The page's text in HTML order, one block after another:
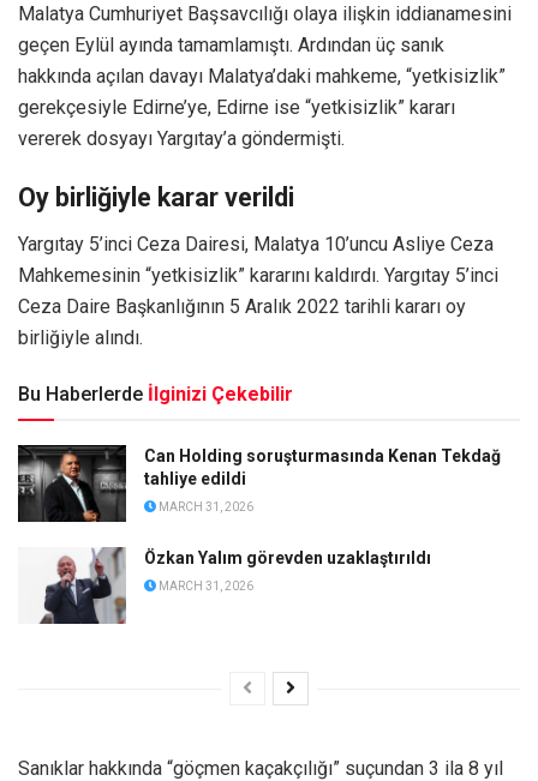
Malatya Cumhuriyet Başsavcılığı olaya ilişkin iddianamesini
geçen Eylül ayında tamamlamıştı. Ardından üç sanık
hakkında açılan davayı Malatya’daki mahkeme, “yetkisizlik”
gerekçesiyle Edirne’ye, Edirne ise “yetkisizlik” kararı
vererek dosyayı Yargıtay’a göndermişti.
Oy birliğiyle karar verildi
Yargıtay 5’inci Ceza Dairesi, Malatya 10’uncu Asliye Ceza
Mahkemesinin “yetkisizlik” kararını kaldırdı. Yargıtay 5’inci
Ceza Daire Başkanlığının 5 Aralık 2022 tarihli kararı oy
birliğiyle alındı.
Bu Haberlerde İlginizi Çekebilir
Can Holding soruşturmasında Kenan Tekdağ
tahliye edildi
MARCH 31, 2026
Özkan Yalım görevden uzaklaştırıldı
MARCH 31, 2026
Sanıklar hakkında “göçmen kaçakçılığı” suçundan 3 ila 8 yıl